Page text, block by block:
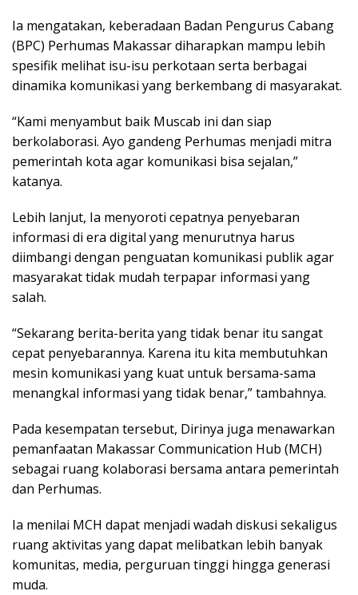
Ia mengatakan, keberadaan Badan Pengurus Cabang
(BPC) Perhumas Makassar diharapkan mampu lebih
spesifik melihat isu-isu perkotaan serta berbagai
dinamika komunikasi yang berkembang di masyarakat.
“Kami menyambut baik Muscab ini dan siap
berkolaborasi. Ayo gandeng Perhumas menjadi mitra
pemerintah kota agar komunikasi bisa sejalan,”
katanya.
Lebih lanjut, Ia menyoroti cepatnya penyebaran
informasi di era digital yang menurutnya harus
diimbangi dengan penguatan komunikasi publik agar
masyarakat tidak mudah terpapar informasi yang
salah.
“Sekarang berita-berita yang tidak benar itu sangat
cepat penyebarannya. Karena itu kita membutuhkan
mesin komunikasi yang kuat untuk bersama-sama
menangkal informasi yang tidak benar,” tambahnya.
Pada kesempatan tersebut, Dirinya juga menawarkan
pemanfaatan Makassar Communication Hub (MCH)
sebagai ruang kolaborasi bersama antara pemerintah
dan Perhumas.
Ia menilai MCH dapat menjadi wadah diskusi sekaligus
ruang aktivitas yang dapat melibatkan lebih banyak
komunitas, media, perguruan tinggi hingga generasi
muda.